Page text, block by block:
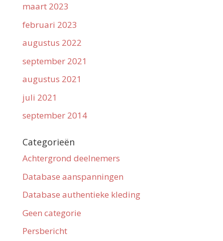
maart 2023
februari 2023
augustus 2022
september 2021
augustus 2021
juli 2021
september 2014
Categorieën
Achtergrond deelnemers
Database aanspanningen
Database authentieke kleding
Geen categorie
Persbericht